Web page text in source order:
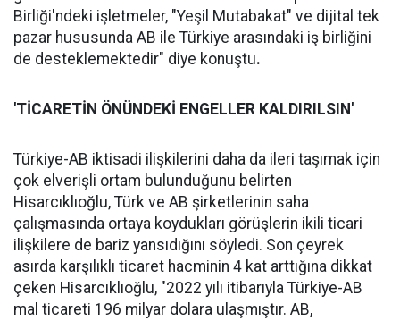
Birliği'ndeki işletmeler, "Yeşil Mutabakat" ve dijital tek
pazar hususunda AB ile Türkiye arasındaki iş birliğini
de desteklemektedir" diye konuştu.
'TİCARETİN ÖNÜNDEKİ ENGELLER KALDIRILSIN'
Türkiye-AB iktisadi ilişkilerini daha da ileri taşımak için
çok elverişli ortam bulunduğunu belirten
Hisarcıklıoğlu, Türk ve AB şirketlerinin saha
çalışmasında ortaya koydukları görüşlerin ikili ticari
ilişkilere de bariz yansıdığını söyledi. Son çeyrek
asırda karşılıklı ticaret hacminin 4 kat arttığına dikkat
çeken Hisarcıklıoğlu, "2022 yılı itibarıyla Türkiye-AB
mal ticareti 196 milyar dolara ulaşmıştır. AB,